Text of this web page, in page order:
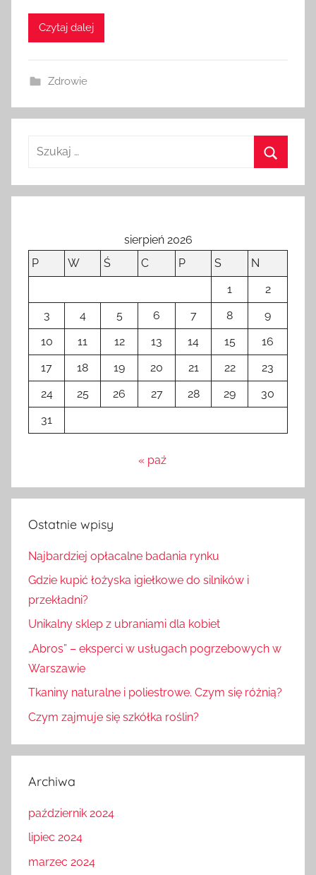
l
w
n
w
t
n
a
2
Czytaj dalej
Zdrowie
sierpień 2026
P
W Ś C P S
N
1
2
3
4 5 6 7 8
9
10
11 12 13 14 15
16
17
18 19 20 21 22
23
24
25 26 27 28 29
30
31
« paź
Ostatnie wpisy
Najbardziej opłacalne badania rynku
Gdzie kupić łożyska igiełkowe do silników i
przekładni?
Unikalny sklep z ubraniami dla kobiet
„Abros” – eksperci w usługach pogrzebowych w
Warszawie
Tkaniny naturalne i poliestrowe. Czym się różnią?
Czym zajmuje się szkółka roślin?
Archiwa
październik 2024
lipiec 2024
marzec 2024